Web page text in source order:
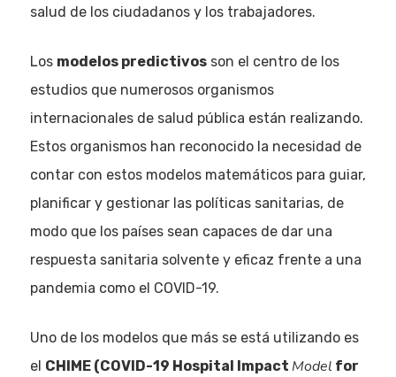
salud de los ciudadanos y los trabajadores.
Los modelos predictivosson el centro de los
estudios que numerosos organismos
internacionales de salud pública están realizando.
Estos organismos han reconocido la necesidad de
contar con estos modelos matemáticos para guiar,
planificar y gestionar las políticas sanitarias, de
modo que los países sean capaces de dar una
respuesta sanitaria solvente y eficaz frente a una
pandemia como el COVID-19.
Uno de los modelos que más se está utilizando es
el CHIME (COVID-19 Hospital Impact Model for